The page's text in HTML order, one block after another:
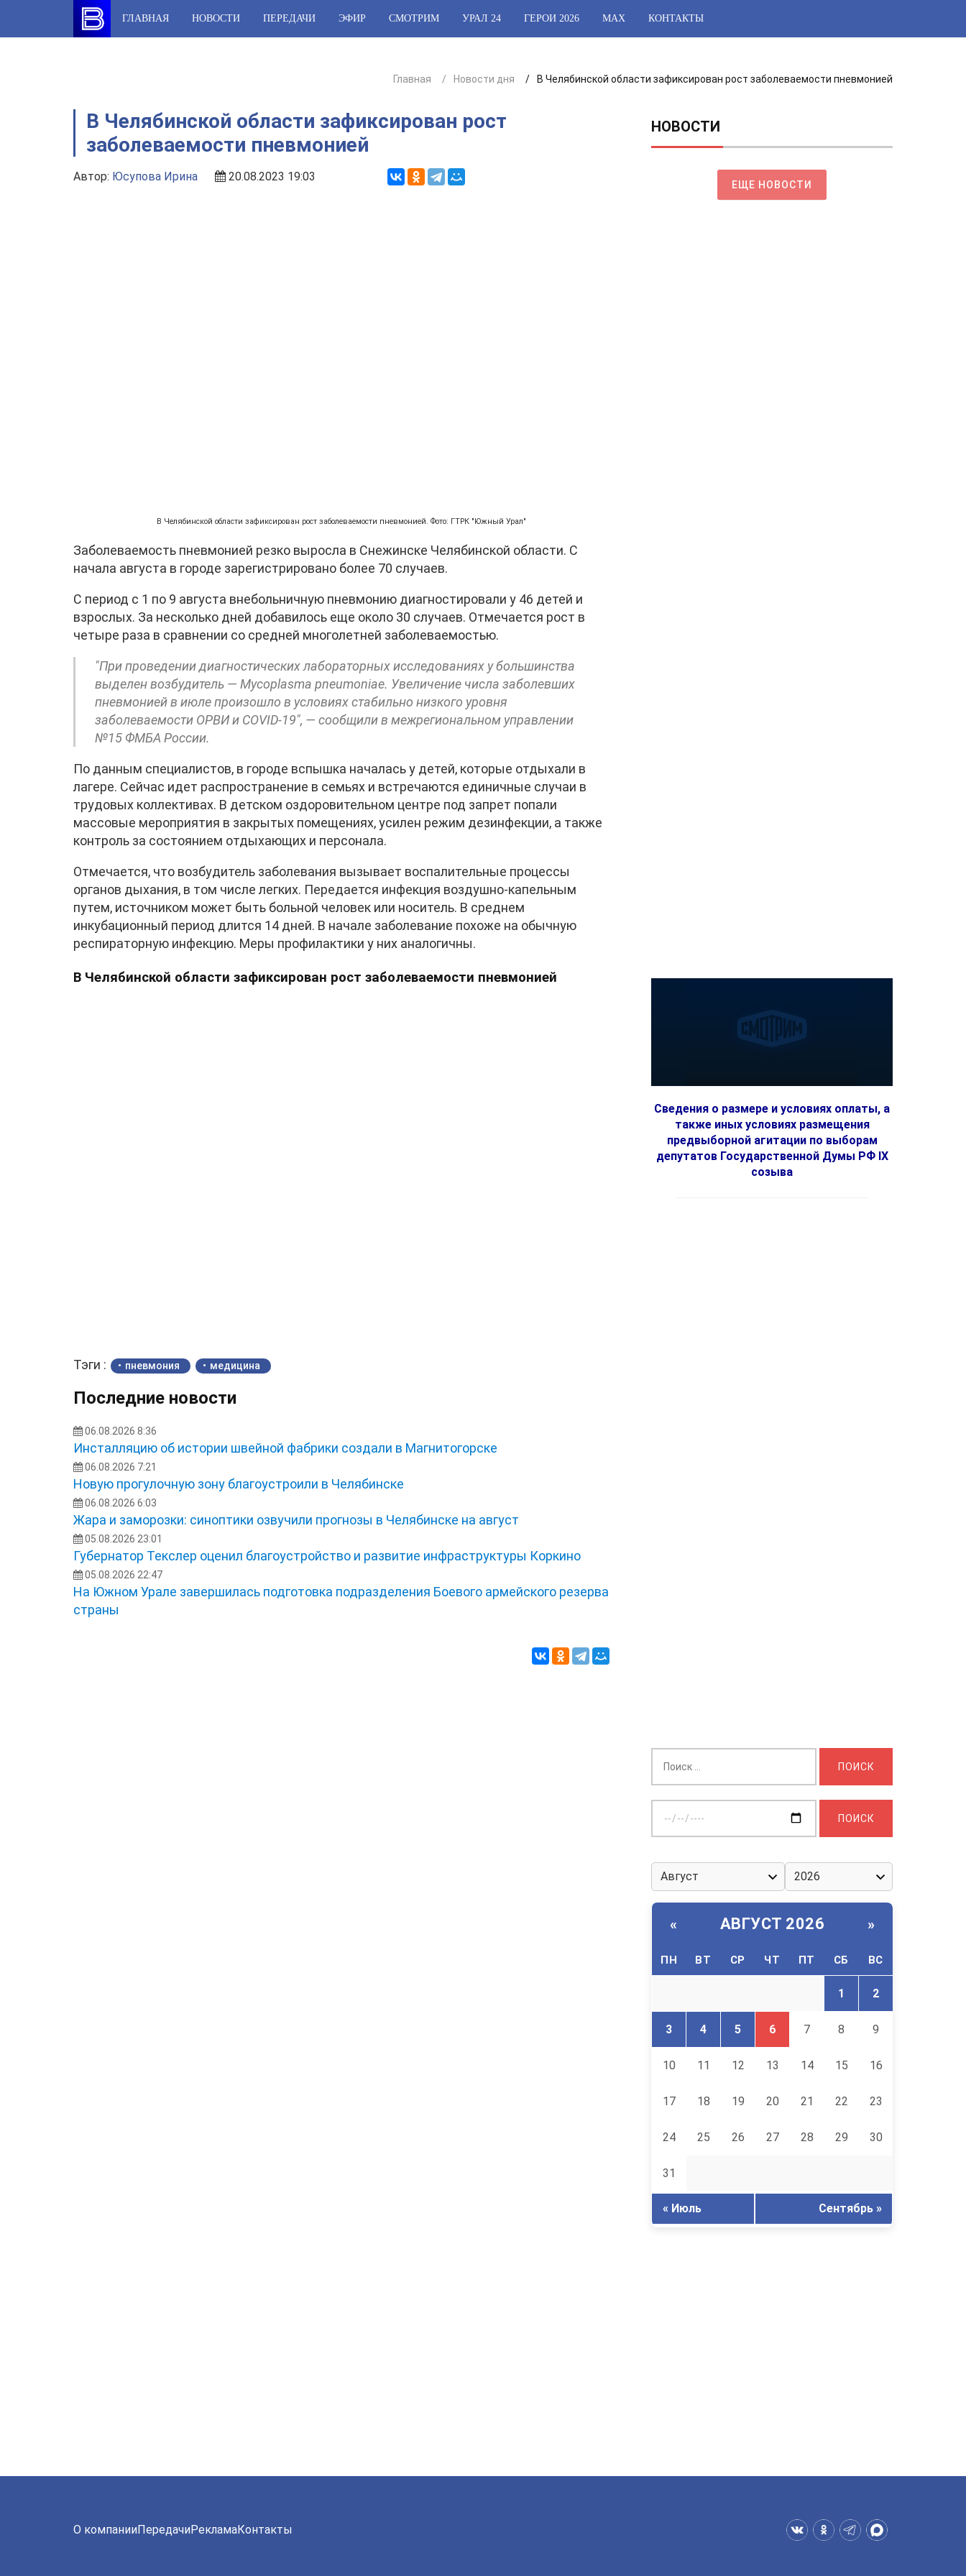
content
ГЛАВНАЯ НОВОСТИ ПЕРЕДАЧИ ЭФИР СМОТРИМ УРАЛ 24 ГЕРОИ 2026 МАХ КОНТАКТЫ
Главная Новости дня В Челябинской области зафиксирован рост заболеваемости пневмонией
В Челябинской области зафиксирован рост
заболеваемости пневмонией
Автор: Юсупова Ирина 20.08.2023 19:03
В Челябинской области зафиксирован рост заболеваемости пневмонией. Фото: ГТРК "Южный Урал"
Заболеваемость пневмонией резко выросла в Снежинске Челябинской области. С
начала августа в городе зарегистрировано более 70 случаев.
С период с 1 по 9 августа внебольничную пневмонию диагностировали у 46 детей и
взрослых. За несколько дней добавилось еще около 30 случаев. Отмечается рост в
четыре раза в сравнении со средней многолетней заболеваемостью.
"При проведении диагностических лабораторных исследованиях у большинства
выделен возбудитель — Mycoplasma pneumoniae. Увеличение числа заболевших
пневмонией в июле произошло в условиях стабильно низкого уровня
заболеваемости ОРВИ и COVID-19", — сообщили в межрегиональном управлении
№15 ФМБА России.
По данным специалистов, в городе вспышка началась у детей, которые отдыхали в
лагере. Сейчас идет распространение в семьях и встречаются единичные случаи в
трудовых коллективах. В детском оздоровительном центре под запрет попали
массовые мероприятия в закрытых помещениях, усилен режим дезинфекции, а также
контроль за состоянием отдыхающих и персонала.
Отмечается, что возбудитель заболевания вызывает воспалительные процессы
органов дыхания, в том числе легких. Передается инфекция воздушно-капельным
путем, источником может быть больной человек или носитель. В среднем
инкубационный период длится 14 дней. В начале заболевание похоже на обычную
респираторную инфекцию. Меры профилактики у них аналогичны.
В Челябинской области зафиксирован рост заболеваемости пневмонией
Тэги : пневмония медицина
Последние новости
06.08.2026 8:36
Инсталляцию об истории швейной фабрики создали в Магнитогорске
06.08.2026 7:21
Новую прогулочную зону благоустроили в Челябинске
06.08.2026 6:03
Жара и заморозки: синоптики озвучили прогнозы в Челябинске на август
05.08.2026 23:01
Губернатор Текслер оценил благоустройство и развитие инфраструктуры Коркино
05.08.2026 22:47
На Южном Урале завершилась подготовка подразделения Боевого армейского резерва
страны
НОВОСТИ
ЕЩЕ НОВОСТИ
Сведения о размере и условиях оплаты, а
также иных условиях размещения
предвыборной агитации по выборам
депутатов Государственной Думы РФ IX
созыва
дату:
« АВГУСТ 2026 »
ПН ВТ СР ЧТ ПТ СБ ВС
1 2
3 4 5 6 7 8 9
10 11 12 13 14 15 16
17 18 19 20 21 22 23
24 25 26 27 28 29 30
31
« Июль Сентябрь »
О компанииПередачиРекламаКонтакты